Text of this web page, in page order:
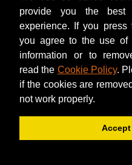
provide you the best
experience. If you press
you agree to the use of
information or to
read the Cookie Policy.
if the cookies are
not work properly.
Accept
TEL:
+36 30 585 5944
Email:
A weblap aWEB-SET